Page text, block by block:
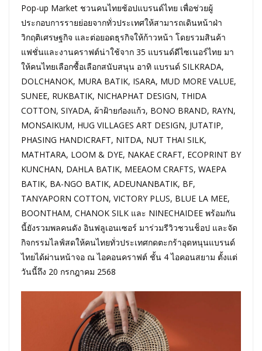
Pop-up Market ชวนคนไทยช้อปแบรนด์ไทย เพื่อช่วยผู้
ประกอบการรายย่อยจากทั่วประเทศให้สามารถเดินหน้าฝ่า
วิกฤติเศรษฐกิจ และต่อยอดธุรกิจให้ก้าวหน้า โดยรวมสินค้า
แฟชั่นและงานคราฟต์น่าใช้จาก 35 แบรนด์ดีไซเนอร์ไทย มา
ให้คนไทยเลือกซื้อเลือกสนับสนุน อาทิ แบรนด์ SILKRADA,
DOLCHANOK, MURA BATIK, ISARA, MUD MORE VALUE,
SUNEE, RUKBATIK, NICHAPHAT DESIGN, THIDA
COTTON, SIYADA, ผ้าฝ้ายก๋องแก้ว, BONO BRAND, RAYN,
MONSAIKUM, HUG VILLAGES ART DESIGN, JUTATIP,
PHASING HANDICRAFT, NITDA, NUT THAI SILK,
MATHTARA, LOOM & DYE, NAKAE CRAFT, ECOPRINT BY
KUNCHAN, DAHLA BATIK, MEEAOM CRAFTS, WAEPA
BATIK, BA-NGO BATIK, ADEUNANBATIK, BF,
TANYAPORN COTTON, VICTORY PLUS, BLUE LA MEE,
BOONTHAM, CHANOK SILK และ NINECHAIDEE พร้อมกัน
นี้ยังรวมพลคนดัง อินฟลูเอนเซอร์ มาร่วมรีวิวชวนช็อป และจัด
กิจกรรมไลฟ์สดให้คนไทยทั่วประเทศกดตะกร้าอุดหนุนแบรนด์
ไทยได้ผ่านหน้าจอ ณ ไอคอนคราฟต์ ชั้น 4 ไอคอนสยาม ตั้งแต่
วันนี้ถึง 20 กรกฎาคม 2568